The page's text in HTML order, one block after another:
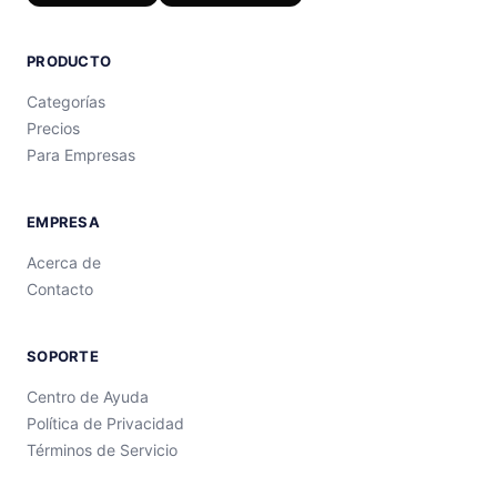
PRODUCTO
Categorías
Precios
Para Empresas
EMPRESA
Acerca de
Contacto
SOPORTE
Centro de Ayuda
Política de Privacidad
Términos de Servicio